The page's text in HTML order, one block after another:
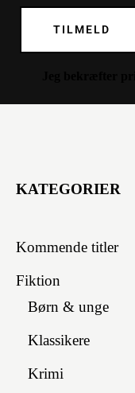
TILMELD
KATEGORIER
Kommende titler
Fiktion
Børn & unge
Klassikere
Krimi